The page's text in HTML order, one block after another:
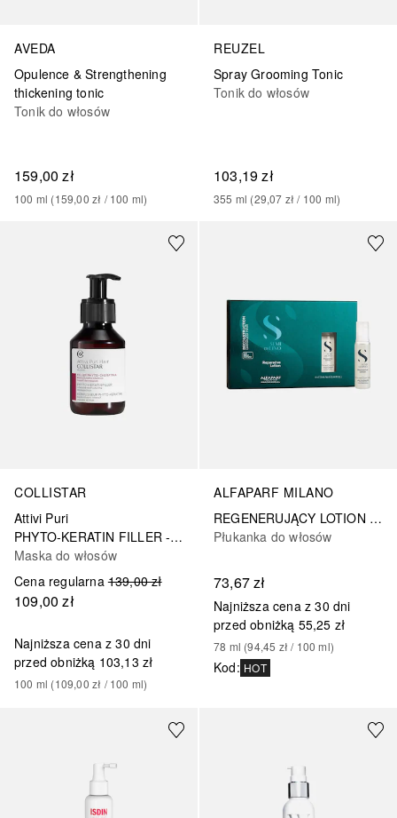
AVEDA
Opulence & Strengthening
thickening tonic
Tonik do włosów
159,00 zł
100 ml (159,00 zł / 100 ml)
REUZEL
Spray Grooming Tonic
Tonik do włosów
103,19 zł
355 ml (29,07 zł / 100 ml)
COLLISTAR
Attivi Puri
PHYTO-KERATIN FILLER - Intensywnie Regenerująca
Maska do włosów
Cena regularna 139,00 zł
109,00 zł
Najniższa cena z 30 dni
przed obniżką 103,13 zł
100 ml (109,00 zł / 100 ml)
ALFAPARF MILANO
REGENERUJĄCY LOTION DO WŁOSÓW ZNISZCZONYCH
Płukanka do włosów
73,67 zł
Najniższa cena z 30 dni
przed obniżką 55,25 zł
78 ml (94,45 zł / 100 ml)
Kod: HOT